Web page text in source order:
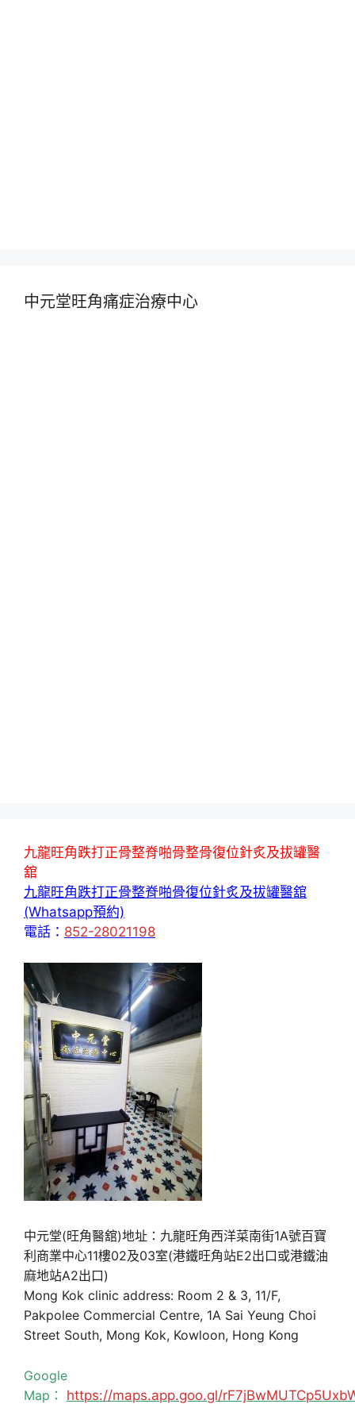
中元堂旺角痛症治療中心
九龍旺角跌打正骨整脊啪骨整骨復位針炙及拔罐醫
舘
九龍旺角跌打正骨整脊啪骨復位針炙及拔罐醫舘
(Whatsapp預約)
電話： 852-28021198
中元堂(旺角醫舘)地址：九龍旺角西洋菜南街1A號百寶
利商業中心11樓02及03室(港鐵旺角站E2出口或港鐵油
麻地站A2出口)
Mong Kok clinic address: Room 2 & 3, 11/F,
Pakpolee Commercial Centre, 1A Sai Yeung Choi
Street South, Mong Kok, Kowloon, Hong Kong
Google
Map： https://maps.app.goo.gl/